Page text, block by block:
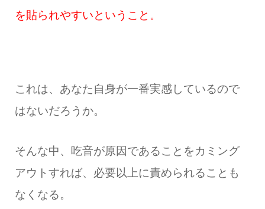
を貼られやすいということ。
これは、あなた自身が一番実感しているので
はないだろうか。
そんな中、吃音が原因であることをカミング
アウトすれば、必要以上に責められることも
なくなる。